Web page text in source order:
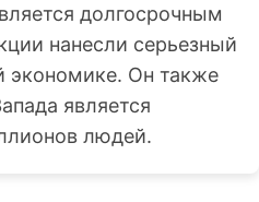
долгосрочным
нанесли серьезный
экономике. Он также
является
людей.